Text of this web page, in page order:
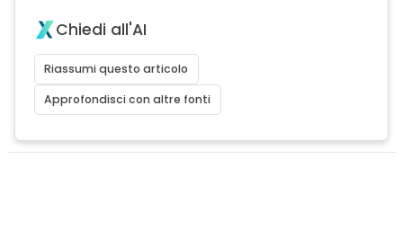
Chiedi all'AI
Riassumi questo articolo
Approfondisci con altre fonti